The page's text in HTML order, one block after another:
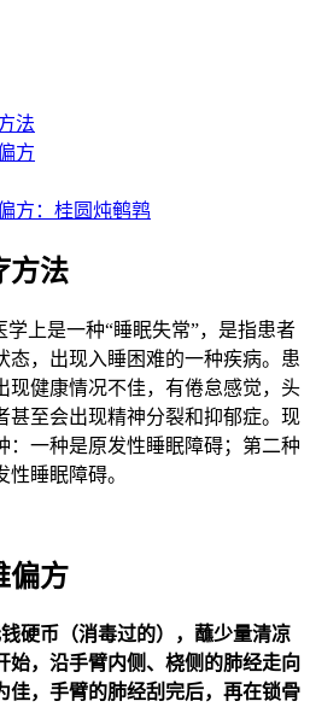
法
方
方：桂圆炖鹌鹑
方法
学上是一种“睡眠失常”，是指患者
态，出现入睡困难的一种疾病。患
现健康情况不佳，有倦怠感觉，头
甚至会出现精神分裂和抑郁症。现
：一种是原发性睡眠障碍；第二种
睡眠障碍。
偏方
硬币（消毒过的），蘸少量清凉
始，沿手臂内侧、桡侧的肺经走向
佳，手臂的肺经刮完后，再在锁骨